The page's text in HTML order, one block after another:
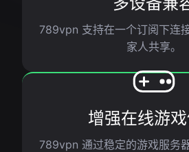
789vpn 支持在一个订阅下连
家人共享。
增强在线游
789vpn 通过稳定的游戏服务